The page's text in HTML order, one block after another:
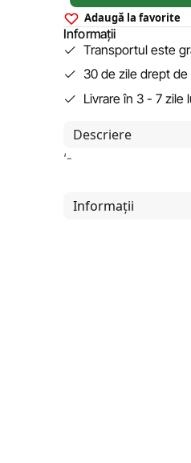
Adaugă la favorite
Informații
Transportul este
30 de zile drept
Livrare în 3 - 7 zile
Descriere
‘-
Informații